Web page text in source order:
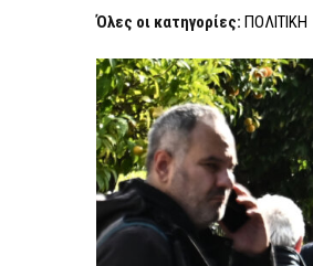
Όλες οι κατηγορίες: ΠΟΛΙΤΙΚΗ